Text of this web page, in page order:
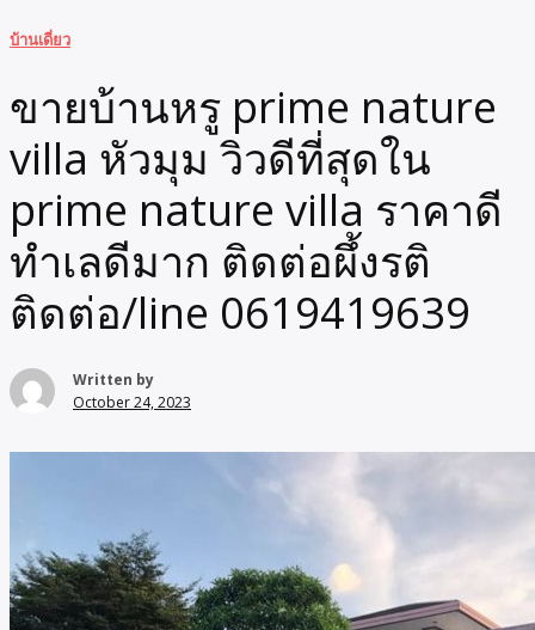
บ้านเดี่ยว
ขายบ้านหรู prime nature
villa หัวมุม วิวดีที่สุดใน
prime nature villa ราคาดี
ทำเลดีมาก ติดต่อผึ้งรติ
ติดต่อ/line 0619419639
Written by
October 24, 2023